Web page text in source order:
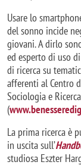
Usare lo
del sonno incide
giovani. A dirlo
ed esperto di uso
di ricerca su
afferenti al Centro
Sociologia e
(
La prima ricerca è
in uscita sull’
studiosa Eszter